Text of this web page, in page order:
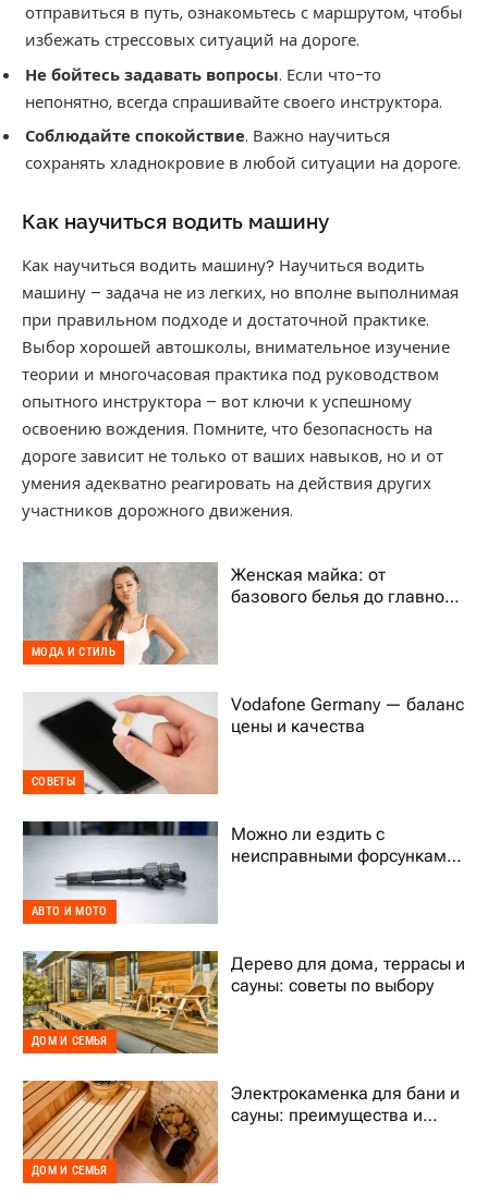
отправиться в путь, ознакомьтесь с маршрутом, чтобы
избежать стрессовых ситуаций на дороге.
Не бойтесь задавать вопросы. Если что-то
непонятно, всегда спрашивайте своего инструктора.
Соблюдайте спокойствие. Важно научиться
сохранять хладнокровие в любой ситуации на дороге.
Как научиться водить машину
Как научиться водить машину? Научиться водить
машину – задача не из легких, но вполне выполнимая
при правильном подходе и достаточной практике.
Выбор хорошей автошколы, внимательное изучение
теории и многочасовая практика под руководством
опытного инструктора – вот ключи к успешному
освоению вождения. Помните, что безопасность на
дороге зависит не только от ваших навыков, но и от
умения адекватно реагировать на действия других
участников дорожного движения.
МОДА И СТИЛЬ
Женская майка: от
базового белья до главного
СОВЕТЫ
Vodafone Germany — баланс
цены и качества
АВТО И МОТО
Можно ли ездить с
неисправными форсунками
ДОМ И СЕМЬЯ
Дерево для дома, террасы и
сауны: советы по выбору
ДОМ И СЕМЬЯ
Электрокаменка для бани и
сауны: преимущества и